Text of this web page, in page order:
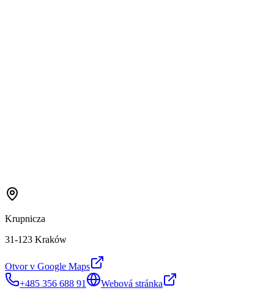
Krupnicza
31-123 Kraków
Otvor v Google Maps
+485 356 688 91
Webová stránka